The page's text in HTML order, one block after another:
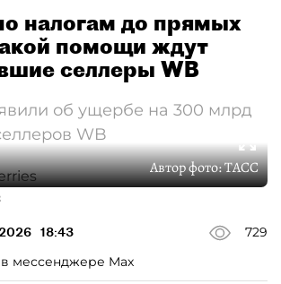
налогам до прямых
помощи ждут
селлеры WB
об ущербе на 300 млрд
WB
Автор фото:ТАСС
18:43
729
мессенджере Max